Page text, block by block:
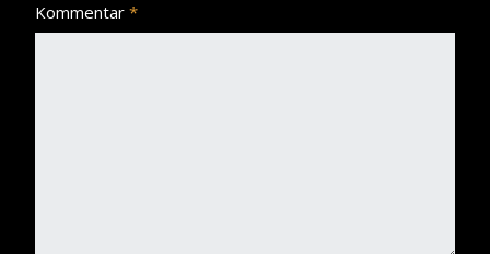
Kommentar *